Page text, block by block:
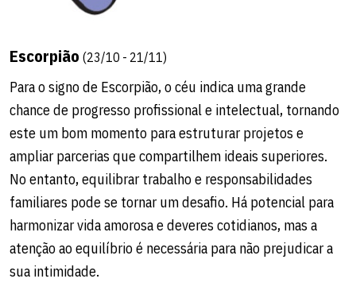
Escorpião (23/10 - 21/11)
Para o signo de Escorpião, o céu indica uma grande
chance de progresso profissional e intelectual, tornando
este um bom momento para estruturar projetos e
ampliar parcerias que compartilhem ideais superiores.
No entanto, equilibrar trabalho e responsabilidades
familiares pode se tornar um desafio. Há potencial para
harmonizar vida amorosa e deveres cotidianos, mas a
atenção ao equilíbrio é necessária para não prejudicar a
sua intimidade.